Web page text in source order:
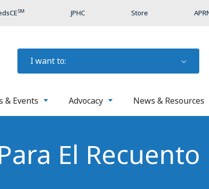
SM JPHC Store
I want to:
& Events Advocacy News & Resources
El